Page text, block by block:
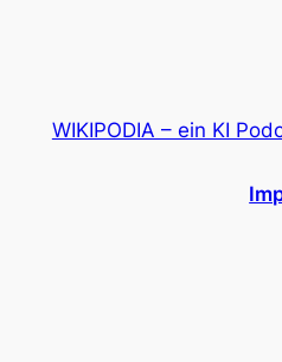
WIKIPODIA – ein KI